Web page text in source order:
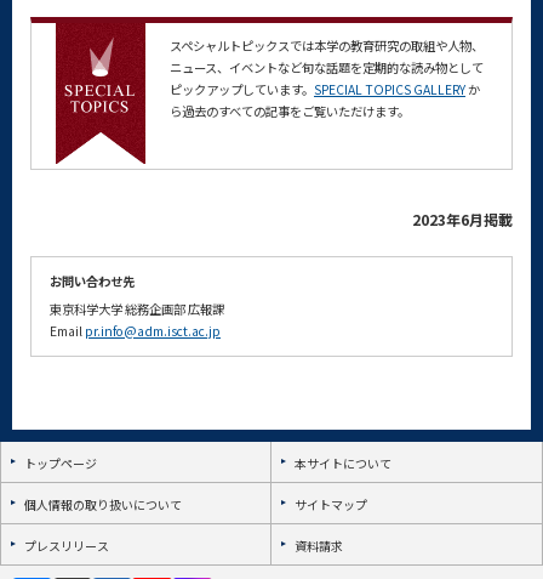
スペシャルトピックスでは本学の教育研究の取組や人物、
ニュース、イベントなど旬な話題を定期的な読み物として
ピックアップしています。 SPECIAL TOPICS GALLERYか
ら過去のすべての記事をご覧いただけます。
2023年6月掲載
お問い合わせ先
東京科学大学総務企画部広報課
Email pr.info@adm.isct.ac.jp
トップページ 本サイトについて
個人情報の取り扱いについて サイトマップ
プレスリリース 資料請求